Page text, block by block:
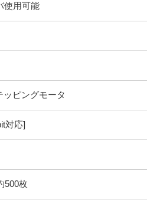
使用可能
ピングモータ
対応]
500枚